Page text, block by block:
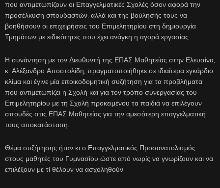
που αντιμετωπίζουν οι Επαγγελματικές Σχολές όσον αφορά την
προσέλκυση σπουδαστών, αλλά και της βούλησής τους να
βοηθήσουν οι επιχειρήσεις του Επιμελητηρίου στη δημιουργία
Τμημάτων με ειδικότητες που έχει ανάγκη η αγορά εργασίας.
Η συνάντηση με τον Διευθυντή της ΕΠΑΣ Μαθητείας στην Ελευσίνα,
κ. Αλέξανδρο Αποστολίδη, πραγματοποιήθηκε σε ιδιαίτερα εγκάρδιο
κλίμα και έγινε μία εποικοδομητική συζήτηση για τα προβλήματα
που αντιμετωπίζει η Σχολή και για τον τρόπο συνεργασίας του
Επιμελητηρίου με τη Σχολή προκειμένου τα παιδιά να επιλέγουν
σπουδές στις ΕΠΑΣ Μαθητείας για την αμεσότερη επαγγελματική
τους αποκατάσταση.
Θέμα συζήτησης ήταν κι ο Επαγγελματικός Προσανατολισμός
στους μαθητές του Γυμνασίου ώστε από νωρίς να γνωρίζουν και να
επιλέξουν με τί θέλουν να ασχοληθούν.